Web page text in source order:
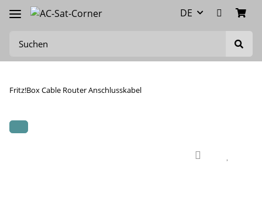
DE
Fritz!Box Cable Router Anschlusskabel